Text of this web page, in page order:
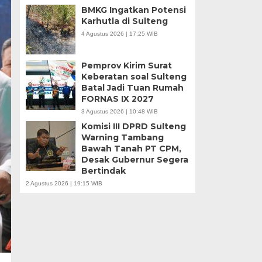
BMKG Ingatkan Potensi
Karhutla di Sulteng
4 Agustus 2026 | 17:25 WIB
Pemprov Kirim Surat
Keberatan soal Sulteng
Batal Jadi Tuan Rumah
FORNAS IX 2027
3 Agustus 2026 | 10:48 WIB
Komisi III DPRD Sulteng
Warning Tambang
Bawah Tanah PT CPM,
Desak Gubernur Segera
Bertindak
2 Agustus 2026 | 19:15 WIB